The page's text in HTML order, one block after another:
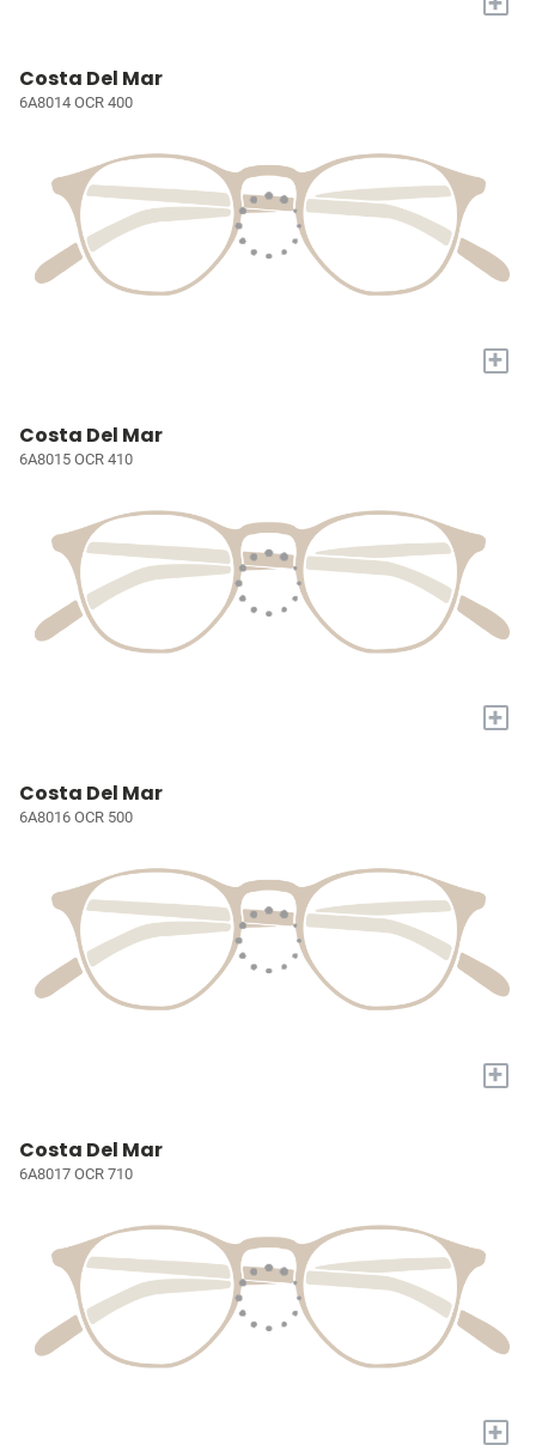
Costa Del Mar
6A8014 OCR 400
+
Costa Del Mar
6A8015 OCR 410
+
Costa Del Mar
6A8016 OCR 500
+
Costa Del Mar
6A8017 OCR 710
+